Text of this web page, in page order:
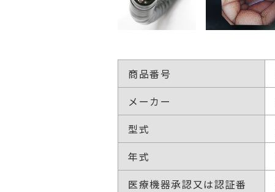
商品番号
メーカー
型式
年式
医療機器承認又は認証番